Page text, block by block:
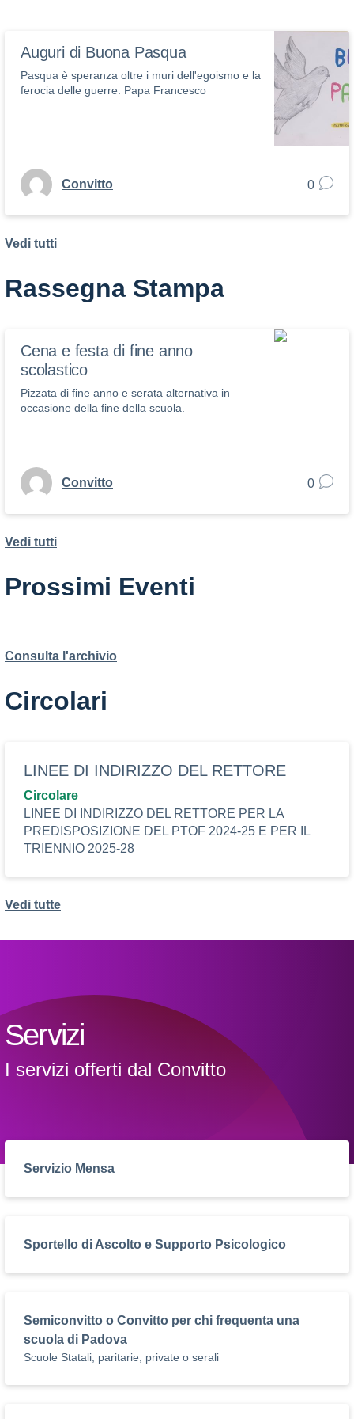
Auguri di Buona Pasqua
Pasqua è speranza oltre i muri dell'egoismo e la
ferocia delle guerre. Papa Francesco
Convitto 0
Vedi tutti
Rassegna Stampa
Cena e festa di fine anno
scolastico
Pizzata di fine anno e serata alternativa in
occasione della fine della scuola.
Convitto 0
Vedi tutti
Prossimi Eventi
Consulta l'archivio
Circolari
LINEE DI INDIRIZZO DEL RETTORE
Circolare
LINEE DI INDIRIZZO DEL RETTORE PER LA
PREDISPOSIZIONE DEL PTOF 2024-25 E PER IL
TRIENNIO 2025-28
Vedi tutte
Servizi
I servizi offerti dal Convitto
Servizio Mensa
Sportello di Ascolto e Supporto Psicologico
Semiconvitto o Convitto per chi frequenta una
scuola di Padova
Scuole Statali, paritarie, private o serali